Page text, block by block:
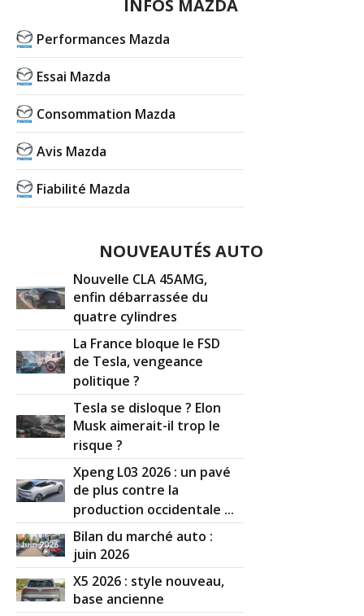
INFOS MAZDA
Performances Mazda
Essai Mazda
Consommation Mazda
Avis Mazda
Fiabilité Mazda
NOUVEAUTÉS AUTO
Nouvelle CLA 45AMG,
enfin débarrassée du
quatre cylindres
La France bloque le FSD
de Tesla, vengeance
politique ?
Tesla se disloque ? Elon
Musk aimerait-il trop le
risque ?
Xpeng L03 2026 : un pavé
de plus contre la
production occidentale ...
Bilan du marché auto :
juin 2026
X5 2026 : style nouveau,
base ancienne